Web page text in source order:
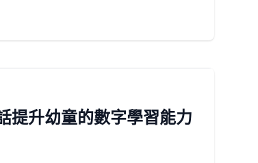
提升幼童的數字學習能力